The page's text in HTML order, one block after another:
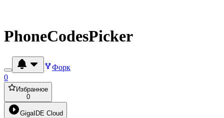
PhoneCodesPicker
Форк
0
Избранное
0
GigaIDE Cloud